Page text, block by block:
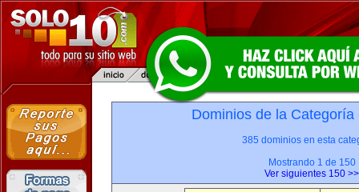
Dominios de la
385 dominios en esta
Mostrando 1 de 150
Ver siguientes 150 >>